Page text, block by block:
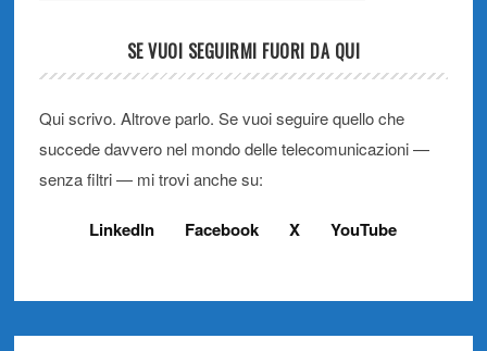
SE VUOI SEGUIRMI FUORI DA QUI
Qui scrivo. Altrove parlo. Se vuoi seguire quello che
succede davvero nel mondo delle telecomunicazioni —
senza filtri — mi trovi anche su:
LinkedIn Facebook X YouTube